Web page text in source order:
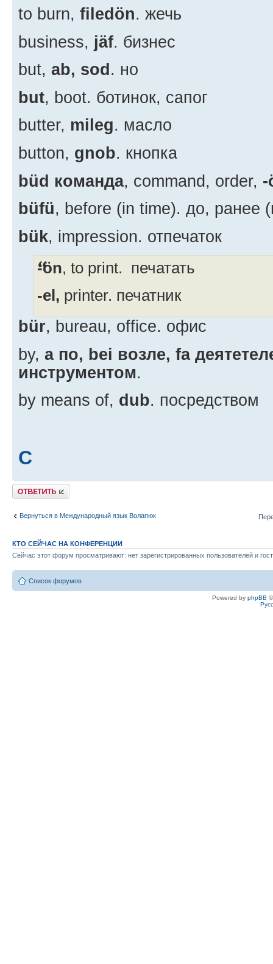
to burn, filedön. жечь
business, jäf. бизнес
but, ab, sod. но
but, boot. ботинок, сапог
butter, mileg. масло
button, gnob. кнопка
büd команда, command, order, -
büfü, before (in time). до, ранее
bük, impression. отпечаток
-ön, to print. печатать
-el, printer. печатник
bür, bureau, office. офис
by, a по, bei возле, fa
инструментом.
by means of, dub. посредством
C
Ответить
Вернуться в Международный язык Волапюк
КТО СЕЙЧАС НА КОНФЕРЕНЦИИ
Сейчас этот форум просматривают: нет зарегистрированных пользователей и
Список форумов
Powered by phpBB